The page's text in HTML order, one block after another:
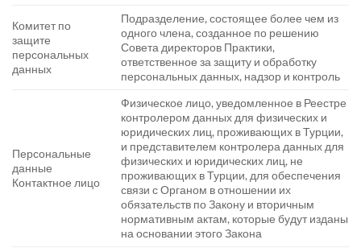
Комитет по
защите
персональных
данных
Подразделение, состоящее более чем из
одного члена, созданное по решению
Совета директоров Практики,
ответственное за защиту и обработку
персональных данных, надзор и контроль
Персональные
данные
Контактное лицо
Физическое лицо, уведомленное в Реестре
контролером данных для физических и
юридических лиц, проживающих в Турции,
и представителем контролера данных для
физических и юридических лиц, не
проживающих в Турции, для обеспечения
связи с Органом в отношении их
обязательств по Закону и вторичным
нормативным актам, которые будут изданы
на основании этого Закона